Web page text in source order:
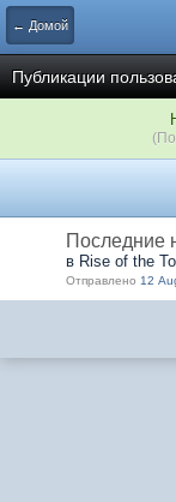
← Домой
Публикации
Последние
в Rise of the
Отправлено 12